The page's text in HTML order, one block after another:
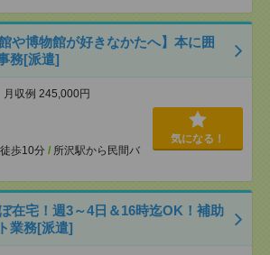
や博物館が好きなかたへ】本に囲
務[派遣]
収例 245,000円
歩10分 / 所沢駅から民間バ
気になる！
在宅！週3～4日＆16時迄OK！補助
業務[派遣]